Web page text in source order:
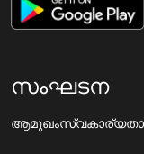
സംഘടന
ആമുഖം